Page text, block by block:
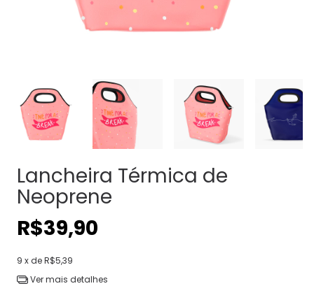
Lancheira Térmica de
Neoprene
R$39,90
9 x deR$5,39
Ver mais detalhes